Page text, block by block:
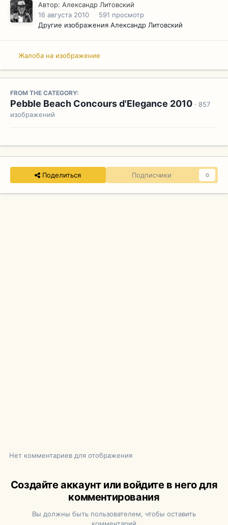
Автор: Александр Литовский
16 августа 2010
591 просмотр
Другие изображения Александр Литовский
Жалоба на изображение
FROM THE CATEGORY:
Pebble Beach Concours d'Elegance 2010 · 857
изображений
Поделиться Подписчики 0
Нет комментариев для отображения
Создайте аккаунт или войдите в него для
комментирования
Вы должны быть пользователем, чтобы оставить